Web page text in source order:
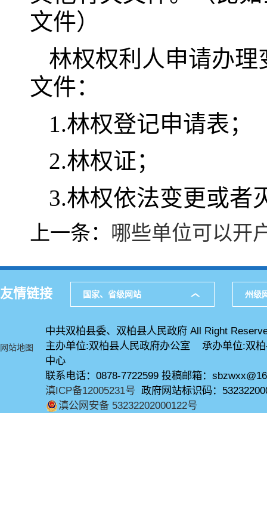
文件）
林权权利人申请办
文件：
1.林权登记申请表；
2.林权证；
3.林权依法变更或者
上一条： 哪些单位可以开
友情链接 国家、省级网站 州级
网站地图
中共双柏县委、双柏县人民政府 All Right
主办单位:双柏县人民政府办公室 承办单位:双
中心
联系电话：0878-7722599 投稿邮箱：
滇ICP备12005231号 政府网站标识码：
滇公网安备 53232202000122号